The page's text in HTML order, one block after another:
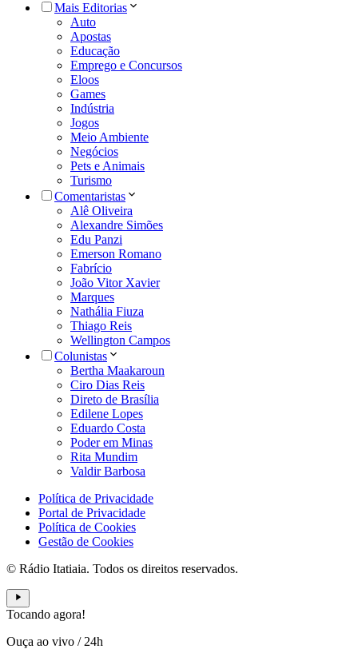
Mais Editorias
Auto
Apostas
Educação
Emprego e Concursos
Eloos
Games
Indústria
Jogos
Meio Ambiente
Negócios
Pets e Animais
Turismo
Comentaristas
Alê Oliveira
Alexandre Simões
Edu Panzi
Emerson Romano
Fabrício
João Vitor Xavier
Marques
Nathália Fiuza
Thiago Reis
Wellington Campos
Colunistas
Bertha Maakaroun
Ciro Dias Reis
Direto de Brasília
Edilene Lopes
Eduardo Costa
Poder em Minas
Rita Mundim
Valdir Barbosa
Política de Privacidade
Portal de Privacidade
Política de Cookies
Gestão de Cookies
© Rádio Itatiaia. Todos os direitos reservados.
Tocando agora!
Ouça ao vivo / 24h